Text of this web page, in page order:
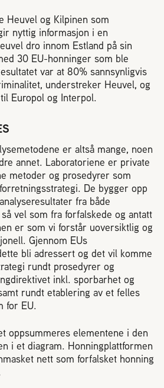
Heuvel og Kilpinen som
nyttig informasjon i en
dro innom Estland på sin
30 EU-honninger som ble
var at 80% sannsynligvis
understreker Heuvel, og
Europol og Interpol.
er altså mange, noen
annet. Laboratoriene er private
metoder og prosedyrer som
De bygger opp
fra både
vel som fra forfalskede og antatt
er som vi forstår uoversiktlig og
Gjennom EUs
bli adressert og det vil komme
rundt prosedyrer og
inkl. sporbarhet og
rundt etablering av et felles
for EU.
oppsummeres elementene i den
i et diagram. Honningplattformen
nett som forfalsket honning